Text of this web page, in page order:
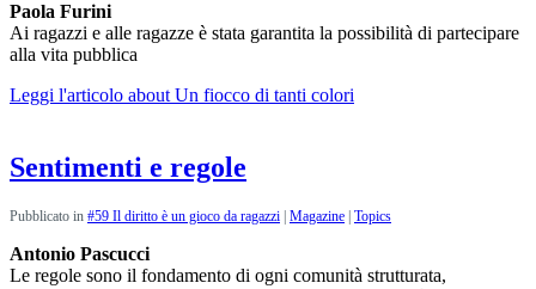
Paola Furini
Ai ragazzi e alle ragazze è stata garantita la possibilità di partecipare
alla vita pubblica
Leggi l'articolo about Un fiocco di tanti colori
Sentimenti e regole
Pubblicato in #59 Il diritto è un gioco da ragazzi Magazine Topics
Antonio Pascucci
Le regole sono il fondamento di ogni comunità strutturata,